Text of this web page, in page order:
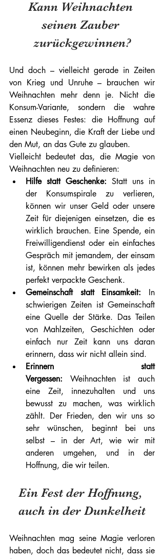
Kann Weihnachten
seinen Zauber
zurückgewinnen?
Und doch – vielleicht gerade in Zeiten
von Krieg und Unruhe – brauchen wir
Weihnachten mehr denn je. Nicht die
Konsum-Variante, sondern die wahre
Essenz dieses Festes: die Hoffnung auf
einen Neubeginn, die Kraft der Liebe und
den Mut, an das Gute zu glauben.
Vielleicht bedeutet das, die Magie von
Weihnachten neu zu definieren:
Hilfe statt Geschenke: Statt uns in
der Konsumspirale zu verlieren,
können wir unser Geld oder unsere
Zeit für diejenigen einsetzen, die es
wirklich brauchen. Eine Spende, ein
Freiwilligendienst oder ein einfaches
Gespräch mit jemandem, der einsam
ist, können mehr bewirken als jedes
perfekt verpackte Geschenk.
Gemeinschaft statt Einsamkeit: In
schwierigen Zeiten ist Gemeinschaft
eine Quelle der Stärke. Das Teilen
von Mahlzeiten, Geschichten oder
einfach nur Zeit kann uns daran
erinnern, dass wir nicht allein sind.
Erinnern statt
Vergessen: Weihnachten ist auch
eine Zeit, innezuhalten und uns
bewusst zu machen, was wirklich
zählt. Der Frieden, den wir uns so
sehr wünschen, beginnt bei uns
selbst – in der Art, wie wir mit
anderen umgehen, und in der
Hoffnung, die wir teilen.
Ein Fest der Hoffnung,
auch in der Dunkelheit
Weihnachten mag seine Magie verloren
haben, doch das bedeutet nicht, dass sie